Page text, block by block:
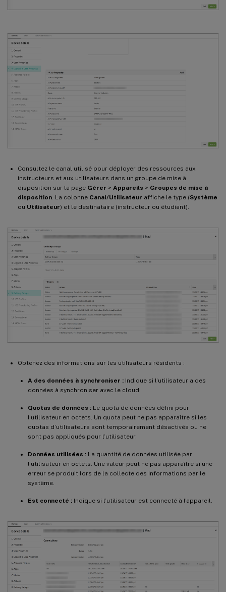
Consultez le canal utilisé pour déployer des ressources aux
instructeurs et aux utilisateurs dans un groupe de mise à
disposition sur la page Gérer > Appareils > Groupes de mise à
disposition. La colonne Canal/Utilisateur affiche le type (Système
ou Utilisateur) et le destinataire (instructeur ou étudiant).
Obtenez des informations sur les utilisateurs résidents :
A des données à synchroniser : Indique si l’utilisateur a des
données à synchroniser avec le cloud.
Quotas de données : Le quota de données défini pour
l’utilisateur en octets. Un quota peut ne pas apparaître si les
quotas d’utilisateurs sont temporairement désactivés ou ne
sont pas appliqués pour l’utilisateur.
Données utilisées : La quantité de données utilisée par
l’utilisateur en octets. Une valeur peut ne pas apparaître si une
erreur se produit lors de la collecte des informations par le
système.
Est connecté : Indique si l’utilisateur est connecté à l’appareil.